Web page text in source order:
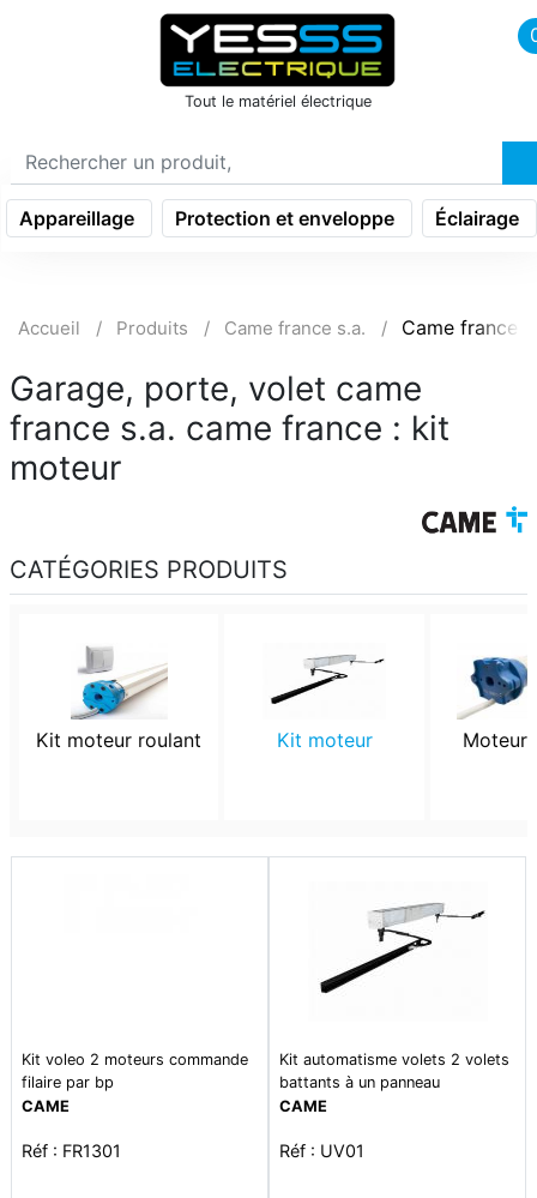
icon menu burger
Tout le matériel électrique
Appareillage Protection et enveloppe Éclairage
Accueil Produits Came france s.a. Came france
Garage, porte, volet came
france s.a. came france : kit
moteur
CATÉGORIES PRODUITS
Kit moteur roulant Kit moteur Moteur
Kit voleo 2 moteurs commande
filaire par bp
CAME
Réf : FR1301
Kit automatisme volets 2 volets
battants à un panneau
CAME
Réf : UV01